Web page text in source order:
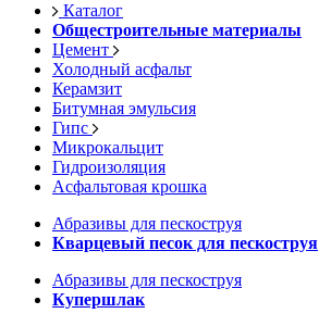
Каталог
Общестроительные материалы
Цемент
Холодный асфальт
Керамзит
Битумная эмульсия
Гипс
Микрокальцит
Гидроизоляция
Асфальтовая крошка
Абразивы для пескоструя
Кварцевый песок для пескоструя
Абразивы для пескоструя
Купершлак